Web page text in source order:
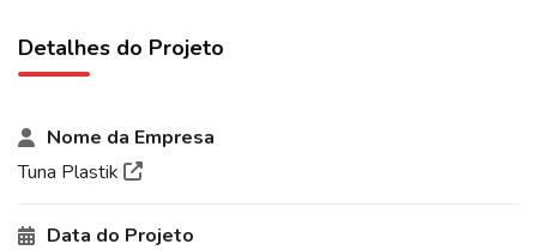
Detalhes do Projeto
Nome da Empresa
Tuna Plastik
Data do Projeto